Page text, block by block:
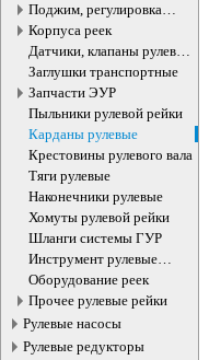
Поджим, регулировка
рулевые рейки
Корпуса реек
Датчики, клапаны рулевой
рейки
Заглушки транспортные
Запчасти ЭУР
Пыльники рулевой рейки
Карданы рулевые
Крестовины рулевого вала
Тяги рулевые
Наконечники рулевые
Хомуты рулевой рейки
Шланги системы ГУР
Инструмент рулевые
рейки
Оборудование реек
Прочее рулевые рейки
Рулевые насосы
Рулевые редукторы